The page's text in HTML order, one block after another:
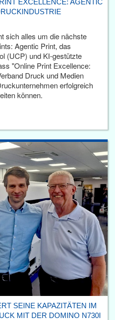
EXCELLENCE: AGENTIC
sich alles um die nächste
Agentic Print, das
(UCP) und KI-gestützte
"Online Print Excellence:
Druck und Medien
erfolgreich
können.
SEINE KAPAZITÄTEN IM
MIT DER DOMINO N730I